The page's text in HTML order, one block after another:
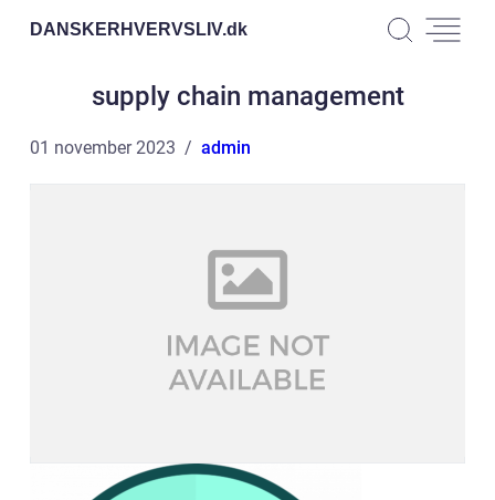
DANSKERHVERVSLIV.dk
supply chain management
01 november 2023 admin